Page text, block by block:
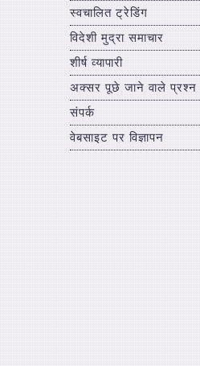
स्वचालित ट्रेडिंग
विदेशी मुद्रा समाचार
शीर्ष व्यापारी
अक्सर पूछे जाने वाले प्रश्न
संपर्क
वेबसाइट पर विज्ञापन